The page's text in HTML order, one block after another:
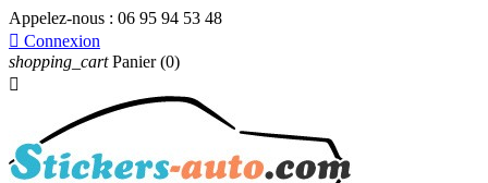
Appelez-nous : 06 95 94 53 48
 Connexion
shopping_cart Panier (0)
